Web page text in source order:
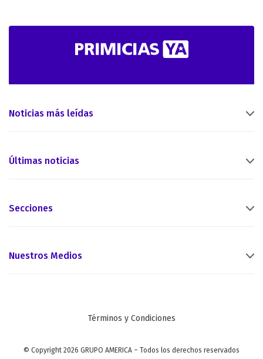
Noticias más leídas
Últimas noticias
Secciones
Nuestros Medios
Términos y Condiciones
© Copyright 2026 GRUPO AMERICA – Todos los derechos reservados